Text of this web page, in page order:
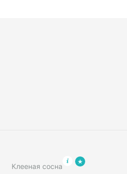
Клееная сосна